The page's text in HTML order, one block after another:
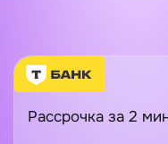
Рассрочка за 2